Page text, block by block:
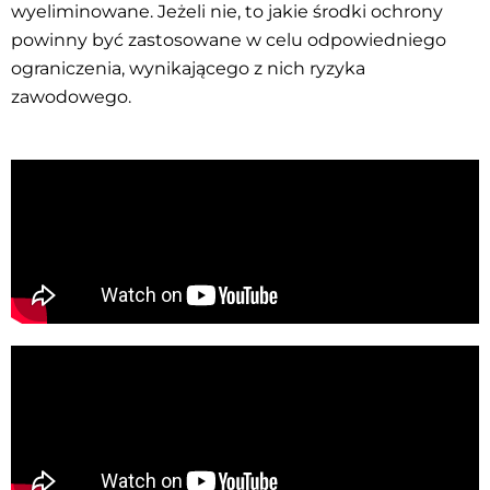
wyeliminowane. Jeżeli nie, to jakie środki ochrony
powinny być zastosowane w celu odpowiedniego
ograniczenia, wynikającego z nich ryzyka
zawodowego.